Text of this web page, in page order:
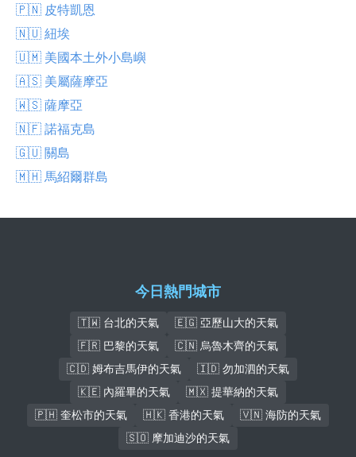
🇵🇳 皮特凱恩
🇳🇺 紐埃
🇺🇲 美國本土外小島嶼
🇦🇸 美屬薩摩亞
🇼🇸 薩摩亞
🇳🇫 諾福克島
🇬🇺 關島
🇲🇭 馬紹爾群島
今日熱門城市
🇹🇼 台北的天氣
🇪🇬 亞歷山大的天氣
🇫🇷 巴黎的天氣
🇨🇳 烏魯木齊的天氣
🇨🇩 姆布吉馬伊的天氣
🇮🇩 勿加泗的天氣
🇰🇪 內羅畢的天氣
🇲🇽 提華納的天氣
🇵🇭 奎松市的天氣
🇭🇰 香港的天氣
🇻🇳 海防的天氣
🇸🇴 摩加迪沙的天氣